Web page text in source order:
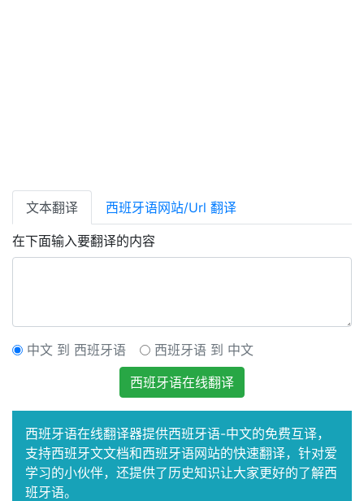
文本翻译 西班牙语网站/Url 翻译
在下面输入要翻译的内容
中文 到 西班牙语
西班牙语 到 中文
西班牙语在线翻译
西班牙语在线翻译器提供西班牙语-中文的免费互译，
支持西班牙文文档和西班牙语网站的快速翻译，针对爱
学习的小伙伴，还提供了历史知识让大家更好的了解西
班牙语。